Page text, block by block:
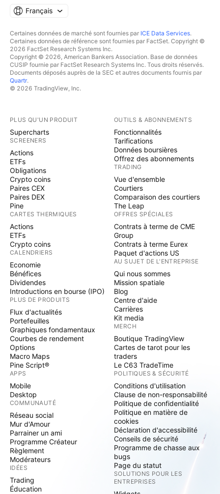
Français
Certaines données de marché sont fournies par ICE Data Services.
Certaines données de référence sont fournies par FactSet. Copyright ©
2026 FactSet Research Systems Inc.
Copyright © 2026, American Bankers Association. Base de données
CUSIP fournie par FactSet Research Systems Inc. Tous droits réservés.
Documents déposés auprès de la SEC et autres documents fournis par
Quartr.
© 2026 TradingView, Inc.
PLUS QU'UN PRODUIT
Supercharts
SCREENERS
Actions
ETFs
Obligations
Crypto coins
Paires CEX
Paires DEX
Pine
CARTES THERMIQUES
Actions
ETFs
Crypto coins
CALENDRIERS
Economie
Bénéfices
Dividendes
Introductions en bourse (IPO)
PLUS DE PRODUITS
Flux d'actualités
Portefeuilles
Graphiques fondamentaux
Courbes de rendement
Options
Macro Maps
Pine Script®
APPS
Mobile
Desktop
COMMUNAUTÉ
Réseau social
Mur d'Amour
Parrainer un ami
Programme Créateur
Règlement
Modérateurs
IDÉES
Trading
Éducation
OUTILS & ABONNEMENTS
Fonctionnalités
Tarifications
Données boursières
Offrez des abonnements
TRADING
Vue d'ensemble
Courtiers
Comparaison des courtiers
The Leap
OFFRES SPÉCIALES
Contrats à terme de CME
Group
Contrats à terme Eurex
Paquet d'actions US
AU SUJET DE L'ENTREPRISE
Qui nous sommes
Mission spatiale
Blog
Centre d'aide
Carrières
Kit media
MERCH
Boutique TradingView
Cartes de tarot pour les
traders
Le C63 TradeTime
POLITIQUES & SÉCURITÉ
Conditions d'utilisation
Clause de non-responsabilité
Politique de confidentialité
Politique en matière de
cookies
Déclaration d'accessibilité
Conseils de sécurité
Programme de chasse aux
bugs
Page du statut
SOLUTIONS POUR LES
ENTREPRISES